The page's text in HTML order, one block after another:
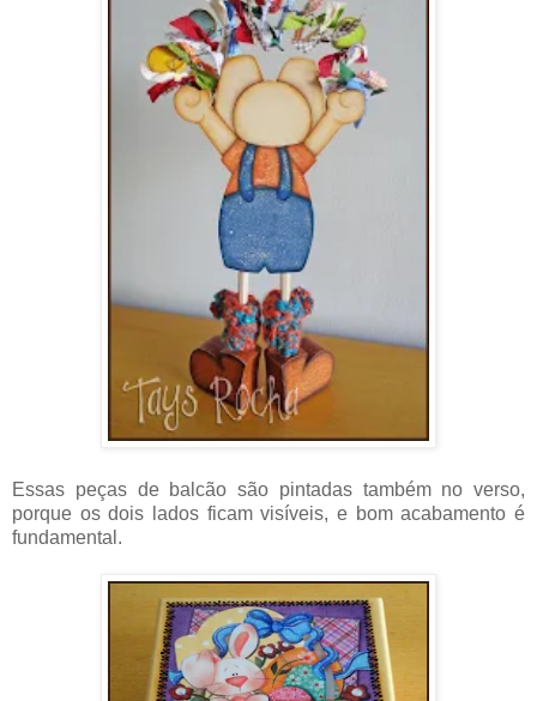
Essas peças de balcão são pintadas também no verso,
porque os dois lados ficam visíveis, e bom acabamento é
fundamental.